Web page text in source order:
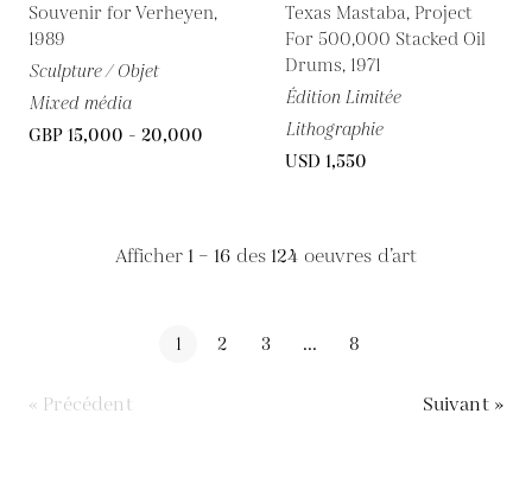
Souvenir for Verheyen,
1989
Sculpture / Objet
Mixed média
GBP 15,000 - 20,000
Texas Mastaba, Project
For 500,000 Stacked Oil
Drums, 1971
Édition Limitée
Lithographie
USD 1,550
Afficher 1 – 16 des 124 oeuvres d’art
1 2 3 ... 8
« Précédent Suivant »